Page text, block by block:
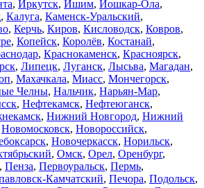
, Иркутск, Ишим, Йошкар-Ола,
, Калуга, Каменск-Уральский,
, Керчь, Киров, Кисловодск, Ковров,
, Копейск, Королёв, Костанай,
, Краснокаменск, Красноярск,
, Липецк, Луганск, Лысьва, Магадан,
, Махачкала, Миасс, Мончегорск,
Челны, Нальчик, Нарьян-Мар,
, Нефтекамск, Нефтеюганск,
, Нижний Новгород, Нижний
Новомосковск, Новороссийск,
, Новочеркасск, Норильск,
, Омск, Орел, Оренбург,
, Пенза, Первоуральск, Пермь,
Камчатский, Печора, Подольск,